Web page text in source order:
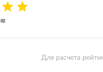
Для расчета